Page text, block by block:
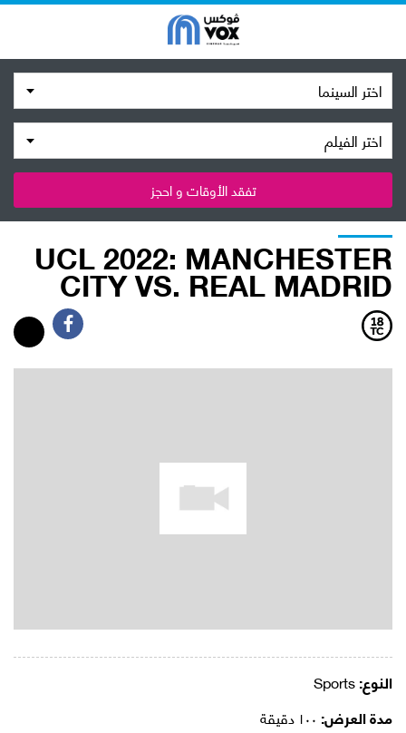
اختر السينما
اختر الفيلم
تفقد الأوقات و احجز
UCL 2022: MANCHESTER
CITY VS. REAL MADRID
النوع:
مدة العرض: